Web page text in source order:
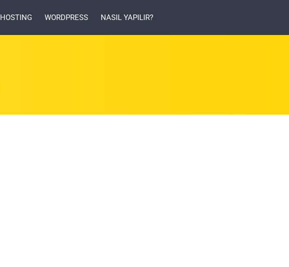
HOSTING WORDPRESS NASIL YAPILIR?